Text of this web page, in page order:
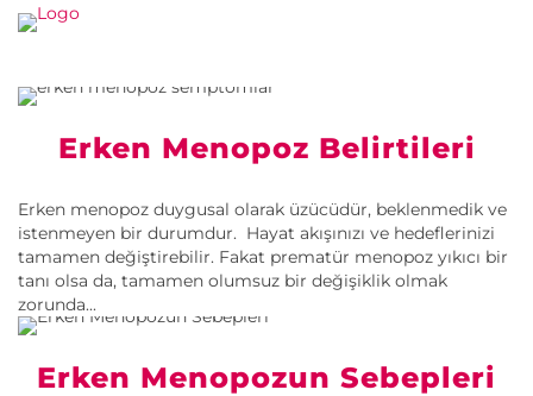
Erken Menopoz Belirtileri
Erken menopoz duygusal olarak üzücüdür, beklenmedik ve
istenmeyen bir durumdur. Hayat akışınızı ve hedeflerinizi
tamamen değiştirebilir. Fakat prematür menopoz yıkıcı bir
tanı olsa da, tamamen olumsuz bir değişiklik olmak
zorunda...
Erken Menopozun Sebepleri